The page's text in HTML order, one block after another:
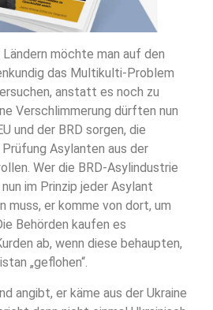
möchte man auf den
das Multikulti-Problem
anstatt es noch zu
Verschlimmerung dürften nun
und der BRD sorgen, die
Asylanten aus der
Wer die BRD-Asylindustrie
im Prinzip jeder Asylant
muss, er komme von dort, um
Behörden kaufen es
ab, wenn diese behaupten,
„geflohen“.
angibt, er käme aus der Ukraine